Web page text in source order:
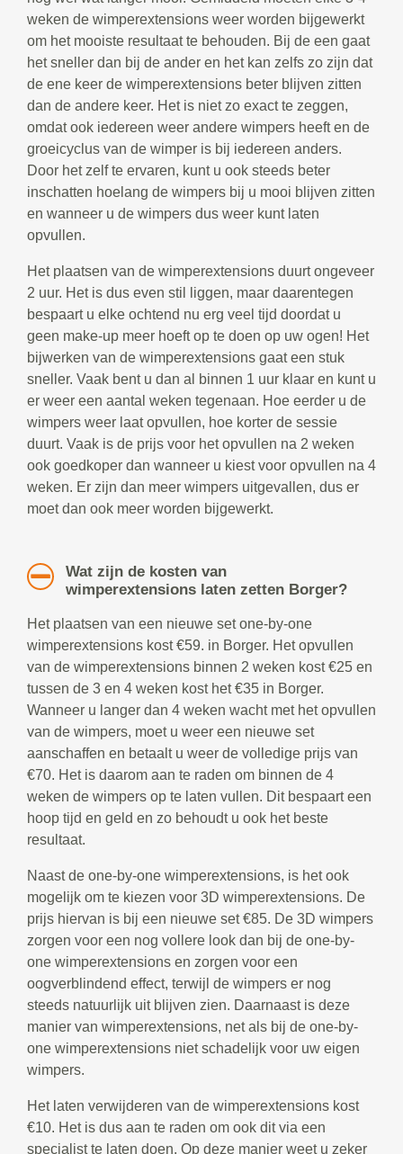
weken de wimperextensions weer worden bijgewerkt
om het mooiste resultaat te behouden. Bij de een gaat
het sneller dan bij de ander en het kan zelfs zo zijn dat
de ene keer de wimperextensions beter blijven zitten
dan de andere keer. Het is niet zo exact te zeggen,
omdat ook iedereen weer andere wimpers heeft en de
groeicyclus van de wimper is bij iedereen anders.
Door het zelf te ervaren, kunt u ook steeds beter
inschatten hoelang de wimpers bij u mooi blijven zitten
en wanneer u de wimpers dus weer kunt laten
opvullen.
Het plaatsen van de wimperextensions duurt ongeveer
2 uur. Het is dus even stil liggen, maar daarentegen
bespaart u elke ochtend nu erg veel tijd doordat u
geen make-up meer hoeft op te doen op uw ogen! Het
bijwerken van de wimperextensions gaat een stuk
sneller. Vaak bent u dan al binnen 1 uur klaar en kunt u
er weer een aantal weken tegenaan. Hoe eerder u de
wimpers weer laat opvullen, hoe korter de sessie
duurt. Vaak is de prijs voor het opvullen na 2 weken
ook goedkoper dan wanneer u kiest voor opvullen na 4
weken. Er zijn dan meer wimpers uitgevallen, dus er
moet dan ook meer worden bijgewerkt.
Wat zijn de kosten van
wimperextensions laten zetten Borger?
Het plaatsen van een nieuwe set one-by-one
wimperextensions kost €59. in Borger. Het opvullen
van de wimperextensions binnen 2 weken kost €25 en
tussen de 3 en 4 weken kost het €35 in Borger.
Wanneer u langer dan 4 weken wacht met het opvullen
van de wimpers, moet u weer een nieuwe set
aanschaffen en betaalt u weer de volledige prijs van
€70. Het is daarom aan te raden om binnen de 4
weken de wimpers op te laten vullen. Dit bespaart een
hoop tijd en geld en zo behoudt u ook het beste
resultaat.
Naast de one-by-one wimperextensions, is het ook
mogelijk om te kiezen voor 3D wimperextensions. De
prijs hiervan is bij een nieuwe set €85. De 3D wimpers
zorgen voor een nog vollere look dan bij de one-by-
one wimperextensions en zorgen voor een
oogverblindend effect, terwijl de wimpers er nog
steeds natuurlijk uit blijven zien. Daarnaast is deze
manier van wimperextensions, net als bij de one-by-
one wimperextensions niet schadelijk voor uw eigen
wimpers.
Het laten verwijderen van de wimperextensions kost
€10. Het is dus aan te raden om ook dit via een
specialist te laten doen. Op deze manier weet u zeker